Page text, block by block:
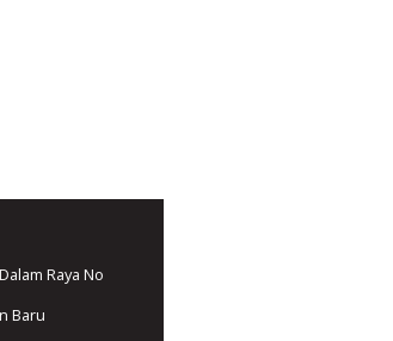
Raya No
Baru